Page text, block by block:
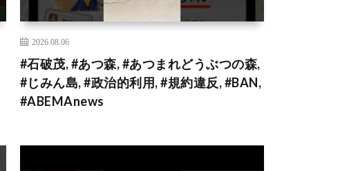
2026.08.06
#石破茂, #あつ森, #あつまれどうぶつの森,
#じみん島, #政治的利用, #規約違反, #BAN,
#ABEMAnews